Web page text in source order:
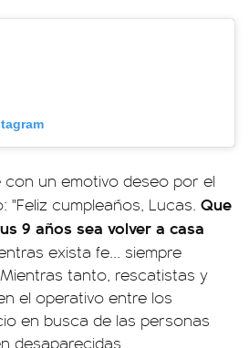
con un emotivo deseo por el
"Feliz cumpleaños, Lucas. Que
9 años sea volver a casa
exista fe... siempre
tanto, rescatistas y
el operativo entre los
en busca de las personas
desaparecidas.